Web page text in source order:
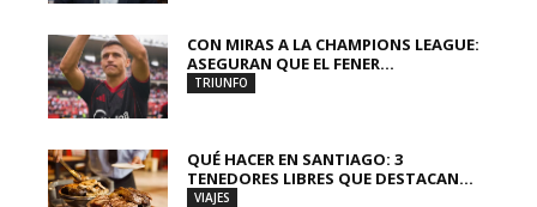
CON MIRAS A LA CHAMPIONS LEAGUE:
ASEGURAN QUE EL FENER...
TRIUNFO
QUÉ HACER EN SANTIAGO: 3
TENEDORES LIBRES QUE DESTACAN...
VIAJES